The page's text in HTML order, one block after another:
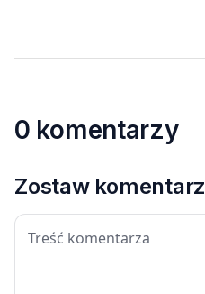
0 komentarzy
Zostaw komentarz